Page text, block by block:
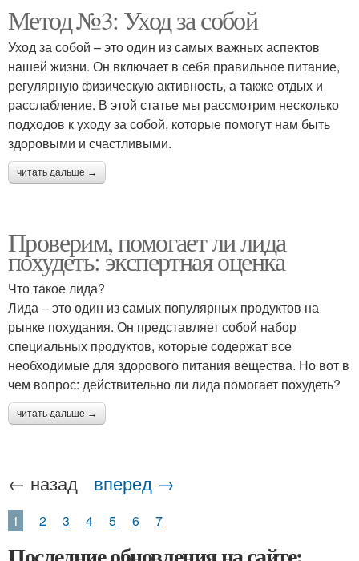
Метод №3: Уход за собой
Уход за собой – это один из самых важных аспектов
нашей жизни. Он включает в себя правильное питание,
регулярную физическую активность, а также отдых и
расслабление. В этой статье мы рассмотрим несколько
подходов к уходу за собой, которые помогут нам быть
здоровыми и счастливыми.
читать дальше →
Проверим, помогает ли лида
похудеть: экспертная оценка
Что такое лида?
Лида – это один из самых популярных продуктов на
рынке похудания. Он представляет собой набор
специальных продуктов, которые содержат все
необходимые для здорового питания вещества. Но вот в
чем вопрос: действительно ли лида помогает похудеть?
читать дальше →
← назад вперед →
1 2 3 4 5 6 7